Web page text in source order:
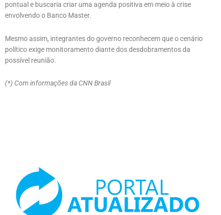
pontual e buscaria criar uma agenda positiva em meio à crise
envolvendo o Banco Master.
Mesmo assim, integrantes do governo reconhecem que o cenário
político exige monitoramento diante dos desdobramentos da
possível reunião.
(*) Com informações da CNN Brasil